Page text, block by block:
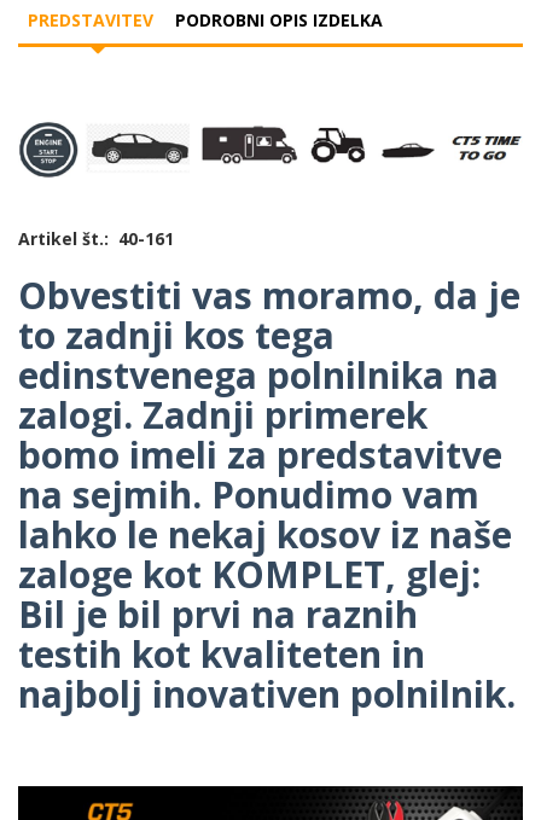
PREDSTAVITEV PODROBNI OPIS IZDELKA
Artikel št.: 40-161
Obvestiti vas moramo, da je
to zadnji kos tega
edinstvenega polnilnika na
zalogi. Zadnji primerek
bomo imeli za predstavitve
na sejmih. Ponudimo vam
lahko le nekaj kosov iz naše
zaloge kot KOMPLET, glej:
Bil je bil prvi na raznih
testih kot kvaliteten in
najbolj inovativen polnilnik.